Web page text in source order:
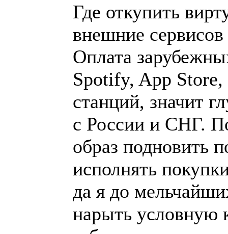
Где откупить
внешние
Оплата
Spotify, App
станций, значит
с России и СНГ.
образ подновить
исполнять
да я до
нарыть условную